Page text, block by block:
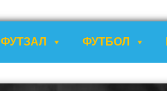
ФУТЗАЛ ФУТБОЛ